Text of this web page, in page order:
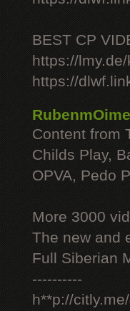
BEST CP
https://
https://
RubenmOime
Content from
Childs Play,
OPVA, Pedo
More 3000
The new and
Full Siberian
----------
h**p://